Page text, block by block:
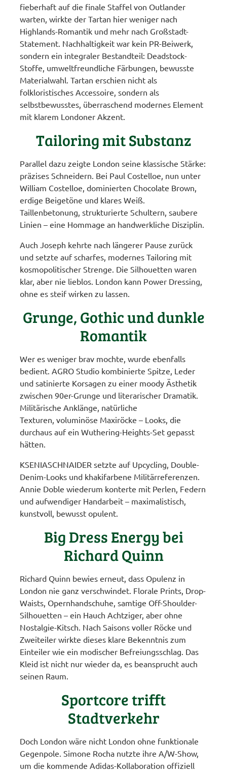
fieberhaft auf die finale Staffel von Outlander
warten, wirkte der Tartan hier weniger nach
Highlands-Romantik und mehr nach Großstadt-
Statement. Nachhaltigkeit war kein PR-Beiwerk,
sondern ein integraler Bestandteil: Deadstock-
Stoffe, umweltfreundliche Färbungen, bewusste
Materialwahl. Tartan erschien nicht als
folkloristisches Accessoire, sondern als
selbstbewusstes, überraschend modernes Element
mit klarem Londoner Akzent.
Tailoring mit Substanz
Parallel dazu zeigte London seine klassische Stärke:
präzises Schneidern. Bei Paul Costelloe, nun unter
William Costelloe, dominierten Chocolate Brown,
erdige Beigetöne und klares Weiß.
Taillenbetonung, strukturierte Schultern, saubere
Linien – eine Hommage an handwerkliche Disziplin.
Auch Joseph kehrte nach längerer Pause zurück
und setzte auf scharfes, modernes Tailoring mit
kosmopolitischer Strenge. Die Silhouetten waren
klar, aber nie lieblos. London kann Power Dressing,
ohne es steif wirken zu lassen.
Grunge, Gothic und dunkle
Romantik
Wer es weniger brav mochte, wurde ebenfalls
bedient. AGRO Studio kombinierte Spitze, Leder
und satinierte Korsagen zu einer moody Ästhetik
zwischen 90er-Grunge und literarischer Dramatik.
Militärische Anklänge, natürliche
Texturen, voluminöse Maxiröcke – Looks, die
durchaus auf ein Wuthering-Heights-Set gepasst
hätten.
KSENIASCHNAIDER setzte auf Upcycling, Double-
Denim-Looks und khakifarbene Militärreferenzen.
Annie Doble wiederum konterte mit Perlen, Federn
und aufwendiger Handarbeit – maximalistisch,
kunstvoll, bewusst opulent.
Big Dress Energy bei
Richard Quinn
Richard Quinn bewies erneut, dass Opulenz in
London nie ganz verschwindet. Florale Prints, Drop-
Waists, Opernhandschuhe, samtige Off-Shoulder-
Silhouetten – ein Hauch Achtziger, aber ohne
Nostalgie-Kitsch. Nach Saisons voller Röcke und
Zweiteiler wirkte dieses klare Bekenntnis zum
Einteiler wie ein modischer Befreiungsschlag. Das
Kleid ist nicht nur wieder da, es beansprucht auch
seinen Raum.
Sportcore trifft
Stadtverkehr
Doch London wäre nicht London ohne funktionale
Gegenpole. Simone Rocha nutzte ihre A/W-Show,
um die kommende Adidas-Kollaboration offiziell